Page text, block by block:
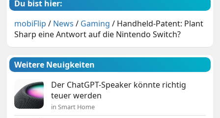
Du bist hier:
mobiFlip / News / Gaming / Handheld-Patent: Plant
Sharp eine Antwort auf die Nintendo Switch?
Weitere Neuigkeiten
Der ChatGPT-Speaker könnte richtig
teuer werden
in Smart Home